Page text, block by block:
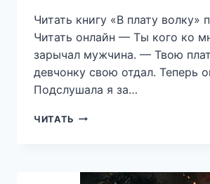
Читать книгу «В плату волку»
Читать онлайн — Ты кого ко
зарычал мужчина. — Твою
девчонку свою отдал. Теперь
Подслушала я за…
ЧИТАТЬ В
НАТАЛИЯ